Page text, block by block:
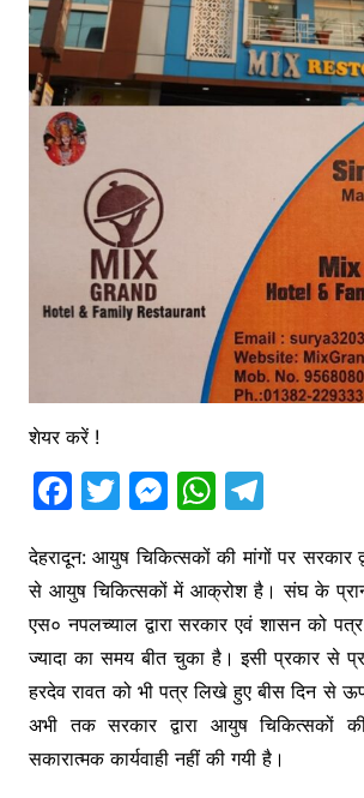
शेयर करें !
F
c
e
b
o
o
k
T
itt
er
M
s
s
e
n
g
er
W
at
s
A
p
p
T
e
gr
a
m
देहरादून: आयुष चिकित्सकों की मांगों पर सरकार
से आयुष चिकित्सकों में आक्रोश है। संघ के
एस० नपलच्याल द्वारा सरकार एवं शासन को
ज्यादा का समय बीत चुका है। इसी प्रकार से
हरदेव रावत को भी पत्र लिखे हुए बीस दिन से
अभी तक सरकार द्वारा आयुष चिकित्सकों
सकारात्मक कार्यवाही नहीं की गयी है।